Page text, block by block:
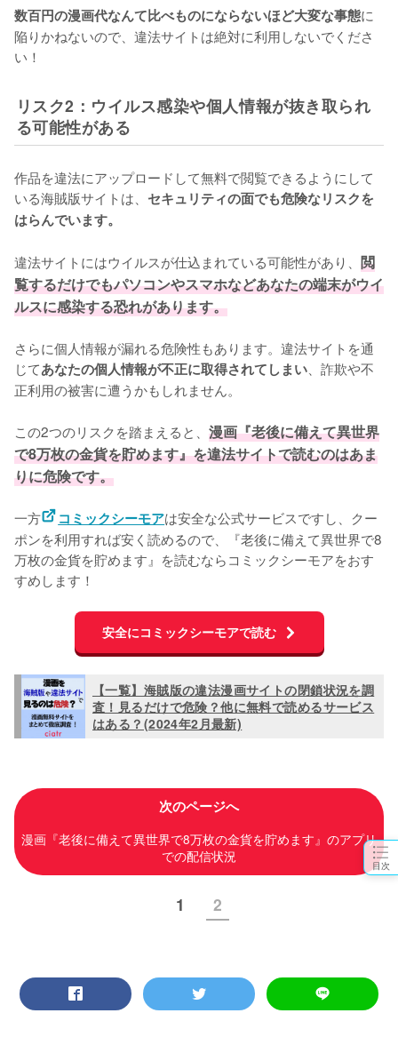
目次
数百円の漫画代なんて比べものにならないほど大変な事態に
陥りかねないので、違法サイトは絶対に利用しないでくださ
い！
リスク2：ウイルス感染や個人情報が抜き取られ
る可能性がある
作品を違法にアップロードして無料で閲覧できるようにして
いる海賊版サイトは、 セキュリティの面でも危険なリスクを
はらんでいます。
違法サイトにはウイルスが仕込まれている可能性があり、 閲
覧するだけでもパソコンやスマホなどあなたの端末がウイ
ルスに感染する恐れがあります。
さらに個人情報が漏れる危険性もあります。違法サイトを通
じてあなたの個人情報が不正に取得されてしまい 、詐欺や不
正利用の被害に遭うかもしれません。
この2つのリスクを踏まえると、 漫画『老後に備えて異世界
で8万枚の金貨を貯めます』を違法サイトで読むのはあま
りに危険です。
一方 コミックシーモアは安全な公式サービスですし、クー
ポンを利用すれば安く読めるので、『老後に備えて異世界で8
万枚の金貨を貯めます』を読むならコミックシーモアをおす
すめします！
安全にコミックシーモアで読む
【一覧】海賊版の違法漫画サイトの閉鎖状況を調
査！見るだけで危険？他に無料で読めるサービス
はある？(2024年2月最新)
次のページへ
漫画『老後に備えて異世界で8万枚の金貨を貯めます』のアプリ
での配信状況
1 2